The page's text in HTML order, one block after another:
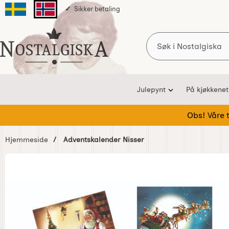
Svenska sidanNorska sidan
Sikker betaling
Startsiden for Nostalgiska
Søk
Julepynt På kjøkkenet
Obs! Våre
Hjemmeside Adventskalender Nisser